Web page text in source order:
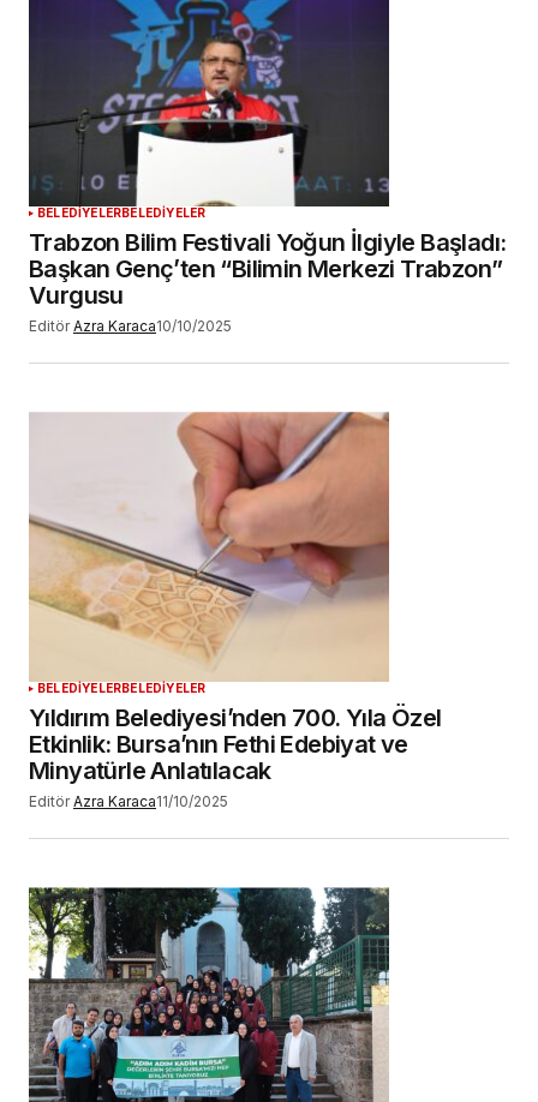
BELEDİYELERBELEDİYELER
Trabzon Bilim Festivali Yoğun İlgiyle Başladı:
Başkan Genç’ten “Bilimin Merkezi Trabzon”
Vurgusu
Editör Azra Karaca10/10/2025
BELEDİYELERBELEDİYELER
Yıldırım Belediyesi’nden 700. Yıla Özel
Etkinlik: Bursa’nın Fethi Edebiyat ve
Minyatürle Anlatılacak
Editör Azra Karaca11/10/2025